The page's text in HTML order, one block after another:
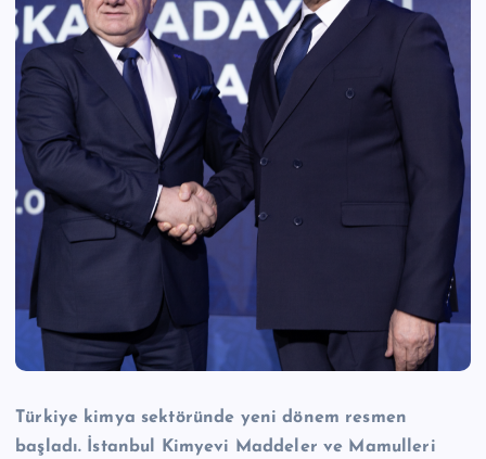
M
e
k
e
zi
Türkiye kimya sektöründe yeni dönem resmen
başladı. İstanbul Kimyevi Maddeler ve Mamulleri